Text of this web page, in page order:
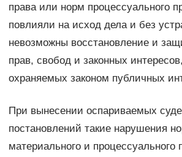
права или норм процессуального
повлияли на исход дела и без
невозможны восстановление и
прав, свобод и законных
охраняемых законом публичных
При вынесении оспариваемых
постановлений такие нарушения
материального и